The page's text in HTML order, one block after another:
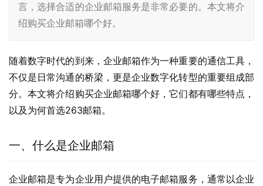
言，选择合适的企业邮箱服务是非常必要的。本文将介
绍购买企业邮箱哪个好。
随着数字时代的到来，企业邮箱作为一种重要的通信工具，
不仅是日常沟通的桥梁，更是企业数字化转型的重要组成部
分。本文将介绍购买企业邮箱哪个好，它们都有哪些特点，
以及为何首选263邮箱。
一、什么是企业邮箱
企业邮箱是专为企业用户提供的电子邮箱服务，通常以企业